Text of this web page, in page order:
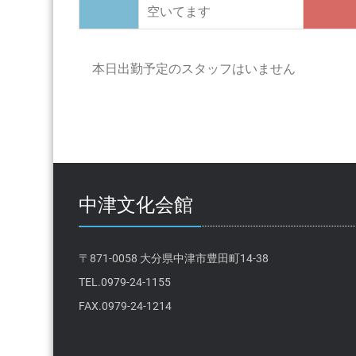
空いてます
本日出勤予定のスタッフはいません
中津文化会館
〒871-0058 大分県中津市豊田町14-38
TEL.0979-24-1155
FAX.0979-24-1214